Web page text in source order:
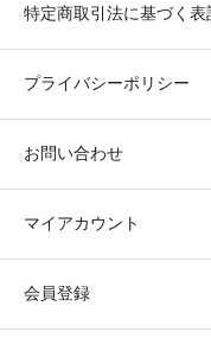
特定商取引法に基づく表
プライバシーポリシー
お問い合わせ
マイアカウント
会員登録